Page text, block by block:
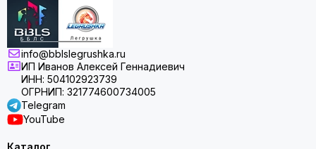
info@bblslegrushka.ru
ИП Иванов Алексей Геннадиевич
ИНН: 504102923739
ОГРНИП: 321774600734005
Telegram
YouTube
Каталог